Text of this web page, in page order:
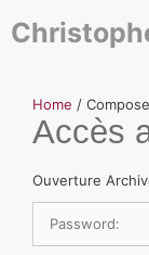
contenu
Home /
Accès
Ouverture